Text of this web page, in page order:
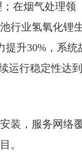
在烟气处理领
行业氢氧化锂
提升30%，系统
运行稳定性达
装，服务网络
。